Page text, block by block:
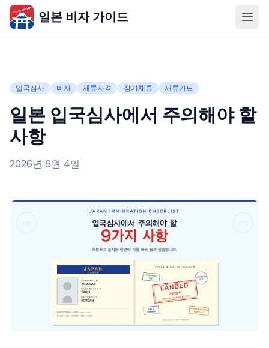
일본 비자 가이드
입국심사 비자 재류자격 장기체류 재류카드
일본 입국심사에서 주의해야 할
사항
2026년 6월 4일